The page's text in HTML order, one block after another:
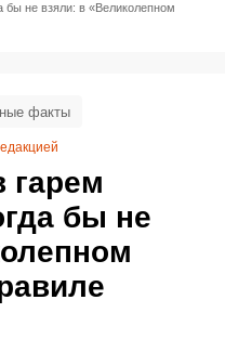
бы не взяли: в «Великолепном
гарем
бы не
факты